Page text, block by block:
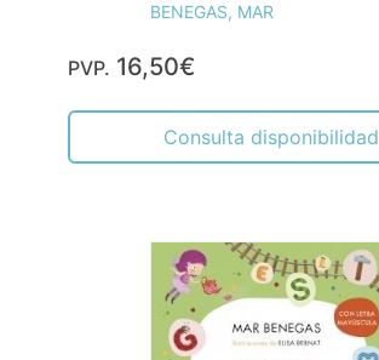
BENEGAS, MAR
PVP. 16,50€
Consulta disponibilidad